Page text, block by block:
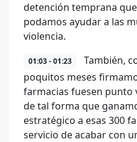
detención temprana
podamos ayudar a las
violencia.
01:03 - 01:23
También,
poquitos meses
farmacias fuesen punto
de tal forma que
estratégico a esas 300
servicio de acabar con